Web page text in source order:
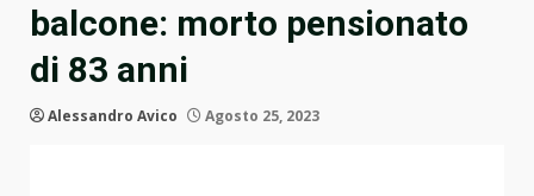
balcone: morto pensionato
di 83 anni
Alessandro Avico Agosto 25, 2023